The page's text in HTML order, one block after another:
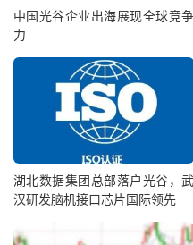
中国光谷企业出海展现全球竞争
力
湖北数据集团总部落户光谷，武
汉研发脑机接口芯片国际领先